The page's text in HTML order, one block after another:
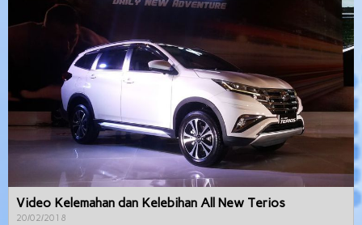
Video Kelemahan dan Kelebihan All New Terios
20/02/2018